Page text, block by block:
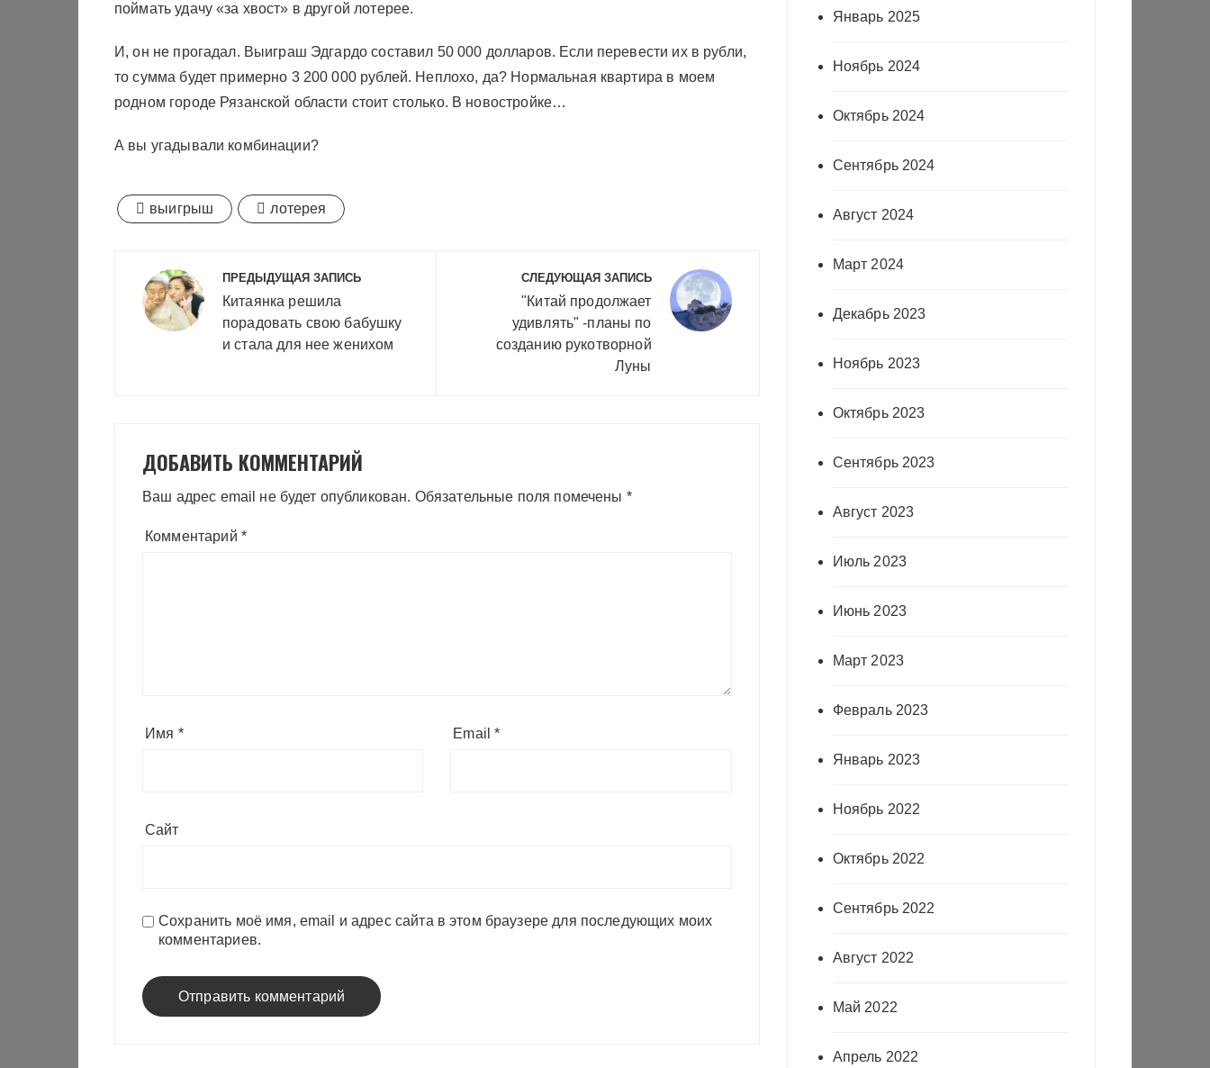
поймать удачу «за хвост» в другой лотерее.
И, он не прогадал. Выиграш Эдгардо составил 50 000 долларов. Если перевести их в рубли,
то сумма будет примерно 3 200 000 рублей. Неплохо, да? Нормальная квартира в моем
родном городе Рязанской области стоит столько. В новостройке…
А вы угадывали комбинации?
выигрыш лотерея
Навигация
по
записям
ПРЕДЫДУЩАЯ ЗАПИСЬ
Китаянка решила
порадовать свою бабушку
и стала для нее женихом
СЛЕДУЮЩАЯ ЗАПИСЬ
"Китай продолжает
удивлять" -планы по
созданию рукотворной
Луны
ДОБАВИТЬ КОММЕНТАРИЙ
Ваш адрес email не будет опубликован. Обязательные поля помечены *
Комментарий *
Имя * Email*
Сайт
Сохранить моё имя, email и адрес сайта в этом браузере для последующих моих
комментариев.
Январь 2025
Ноябрь 2024
Октябрь 2024
Сентябрь 2024
Август 2024
Март 2024
Декабрь 2023
Ноябрь 2023
Октябрь 2023
Сентябрь 2023
Август 2023
Июль 2023
Июнь 2023
Март 2023
Февраль 2023
Январь 2023
Ноябрь 2022
Октябрь 2022
Сентябрь 2022
Август 2022
Май 2022
Апрель 2022